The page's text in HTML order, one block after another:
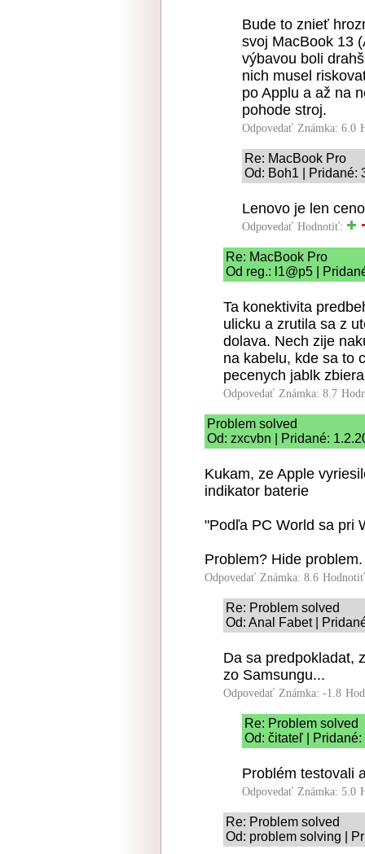
Bude to znieť
svoj MacBook 13
výbavou boli
nich musel
po Applu a až na
pohode stroj.
Odpovedať Známka: 6.0
Re: MacBook Pro
Od: Boh1 | Pridané:
Lenovo je len
Odpovedať Hodnotiť:
Re: MacBook Pro
Od reg.: l1@p5 |
Ta konektivita
ulicku a zrutila sa z
dolava. Nech zije
na kabelu, kde sa to
pecenych jablk
Odpovedať Známka: 8.7
Problem solved
Od: zxcvbn | Pridané:
Kukam, ze Apple
indikator baterie
"Podľa PC World sa pri
Problem? Hide
Odpovedať Známka: 8.6
Re: Problem solved
Od: Anal Fabet |
Da sa predpokladat,
zo Samsungu...
Odpovedať Známka: -1.8
Re: Problem solved
Od: čitateľ |
Problém testovali
Odpovedať Známka: 5.0
Re: Problem solved
Od: problem solving |